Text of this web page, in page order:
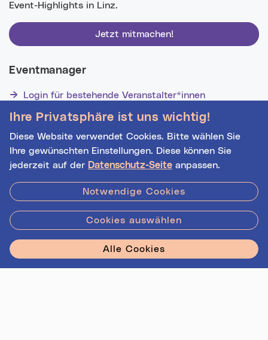
Ihre Privatsphäre ist uns wichtig!
Diese Website verwendet Cookies. Bitte wählen Sie
Ihre gewünschten Einstellungen. Diese können Sie
jederzeit auf der Datenschutz-Seite anpassen.
Notwendige Cookies
Cookies auswählen
Alle Cookies
Event-Highlights in Linz.
Jetzt mitmachen!
Eventmanager
Login für bestehende Veranstalter*innen
Noch nicht registriert? Werden Sie eine*r von 1628
Veranstalter*innen!